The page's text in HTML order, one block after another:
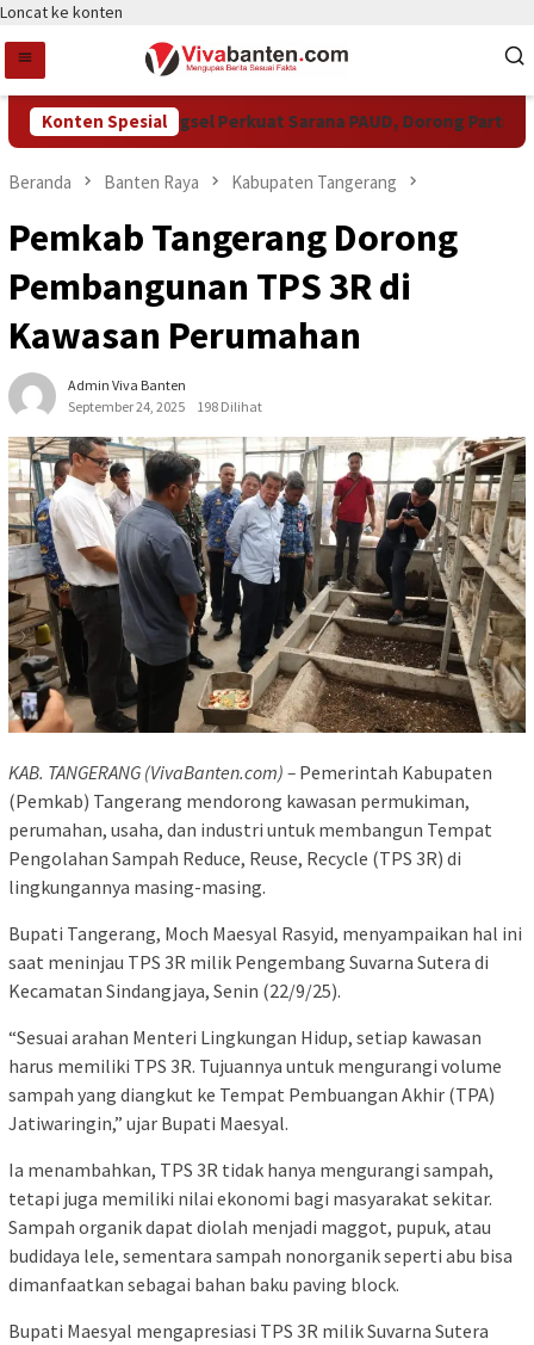
Loncat ke konten
Konten Spesial
Pemkot Tangsel Perkuat Sarana PAUD, Dorong Partisipasi
Beranda Banten Raya Kabupaten Tangerang
Pemkab Tangerang Dorong
Pembangunan TPS 3R di
Kawasan Perumahan
Admin Viva Banten
September 24, 2025
198 Dilihat
KAB. TANGERANG (VivaBanten.com) – Pemerintah Kabupaten
(Pemkab) Tangerang mendorong kawasan permukiman,
perumahan, usaha, dan industri untuk membangun Tempat
Pengolahan Sampah Reduce, Reuse, Recycle (TPS 3R) di
lingkungannya masing-masing.
Bupati Tangerang, Moch Maesyal Rasyid, menyampaikan hal ini
saat meninjau TPS 3R milik Pengembang Suvarna Sutera di
Kecamatan Sindangjaya, Senin (22/9/25).
“Sesuai arahan Menteri Lingkungan Hidup, setiap kawasan
harus memiliki TPS 3R. Tujuannya untuk mengurangi volume
sampah yang diangkut ke Tempat Pembuangan Akhir (TPA)
Jatiwaringin,” ujar Bupati Maesyal.
Ia menambahkan, TPS 3R tidak hanya mengurangi sampah,
tetapi juga memiliki nilai ekonomi bagi masyarakat sekitar.
Sampah organik dapat diolah menjadi maggot, pupuk, atau
budidaya lele, sementara sampah nonorganik seperti abu bisa
dimanfaatkan sebagai bahan baku paving block.
Bupati Maesyal mengapresiasi TPS 3R milik Suvarna Sutera